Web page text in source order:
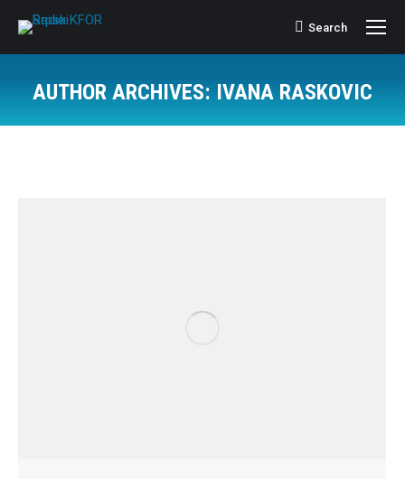
Search:
Search
AUTHOR ARCHIVES: IVANA RASKOVIC